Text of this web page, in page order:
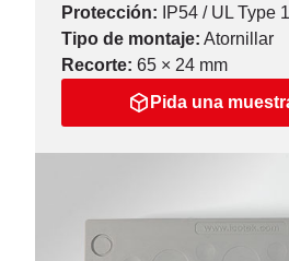
Protección:
IP54 / UL Type
Tipo de montaje: Atornillar
Recorte: 65 × 24 mm
Pida una